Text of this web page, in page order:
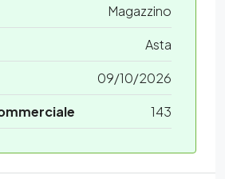
Magazzino
Asta
09/10/2026
143